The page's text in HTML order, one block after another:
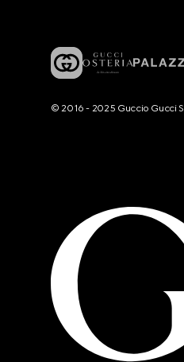
© 2016 - 2025 Guccio Gucci